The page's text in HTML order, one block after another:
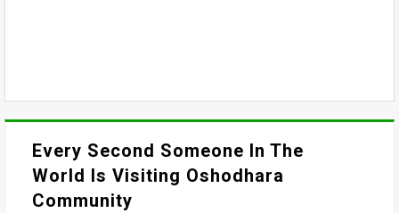
Every Second Someone In The
World Is Visiting Oshodhara
Community